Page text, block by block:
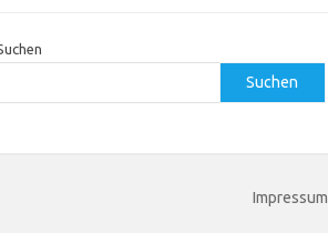
Suchen
Impressum